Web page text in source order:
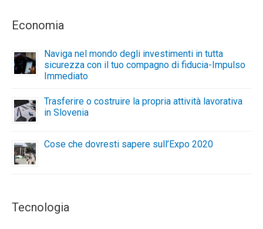
Economia
Naviga nel mondo degli investimenti in tutta
sicurezza con il tuo compagno di fiducia-Impulso
Immediato
Trasferire o costruire la propria attività lavorativa
in Slovenia
Cose che dovresti sapere sull’Expo 2020
Tecnologia